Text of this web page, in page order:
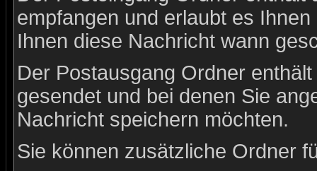
empfangen und erlaubt es
Ihnen diese Nachricht wann
Der Postausgang Ordner
gesendet und bei denen Sie
Nachricht speichern möchten.
Sie können zusätzliche Ordner